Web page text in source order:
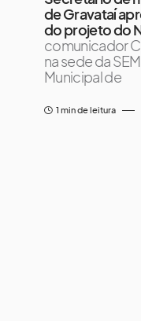
de Gravataí
do projeto do
comunicador
na sede da
Municipal de
1 min de leitura